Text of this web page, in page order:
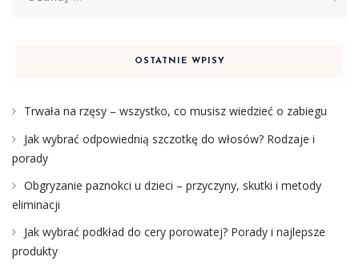
OSTATNIE WPISY
Trwała na rzęsy – wszystko, co musisz wiedzieć o zabiegu
Jak wybrać odpowiednią szczotkę do włosów? Rodzaje i
porady
Obgryzanie paznokci u dzieci – przyczyny, skutki i metody
eliminacji
Jak wybrać podkład do cery porowatej? Porady i najlepsze
produkty